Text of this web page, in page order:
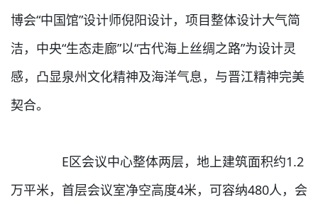
博会“中国馆”设计师倪阳设计，项目整体设计大气简
洁，中央“生态走廊”以“古代海上丝绸之路”为设计灵
感，凸显泉州文化精神及海洋气息，与晋江精神完美
契合。
E区会议中心整体两层，地上建筑面积约1.2
万平米，首层会议室净空高度4米，可容纳480人，会